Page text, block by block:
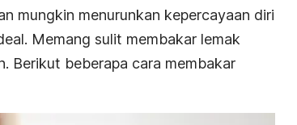
mungkin menurunkan kepercayaan diri
Memang sulit membakar lemak
Berikut beberapa cara membakar